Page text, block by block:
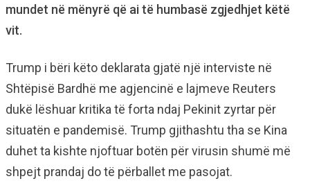
mundet në mënyrë që ai të humbasë zgjedhjet këtë
vit.
Trump i bëri këto deklarata gjatë një interviste në
Shtëpisë Bardhë me agjencinë e lajmeve Reuters
dukë lëshuar kritika të forta ndaj Pekinit zyrtar për
situatën e pandemisë. Trump gjithashtu tha se Kina
duhet ta kishte njoftuar botën për virusin shumë më
shpejt prandaj do të përballet me pasojat.